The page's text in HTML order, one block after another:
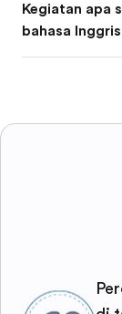
Kegiatan apa
bahasa